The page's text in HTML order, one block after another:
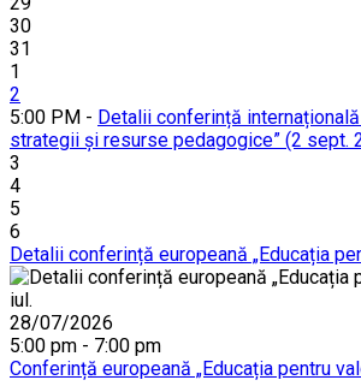
30
31
1
2
5:00 PM - Detalii conferință
strategii și resurse pedagogice” (2 sept.
3
4
5
6
Detalii conferință europeană „Educația
28/07/2026
5:00 pm - 7:00 pm
Conferință europeană „Educația pentru